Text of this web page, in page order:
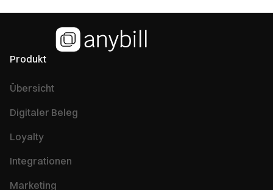
Produkt
Übersicht
Digitaler Beleg
Loyalty
Integrationen
Marketing